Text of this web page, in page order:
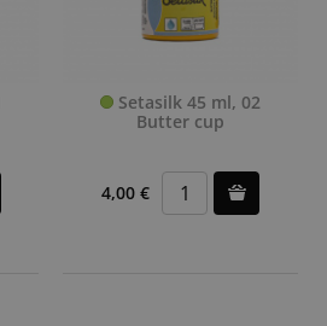
Setasilk 45 ml, 02
Butter cup
4,00 €